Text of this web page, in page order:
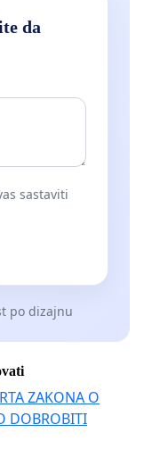
da
sastaviti
po dizajnu
ZAKONA O
DOBROBITI